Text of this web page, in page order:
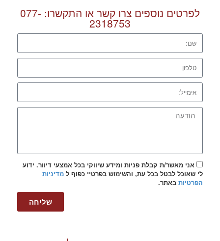
לפרטים נוספים צרו קשר או התקשרו: 077-
2318753
אני מאשר/ת קבלת פניות ומידע שיווקי בכל אמצעי דיוור. ידוע
לי שאוכל לבטל בכל עת, והשימוש בפרטיי כפוף ל מדיניות
הפרטיות באתר.
שליחה